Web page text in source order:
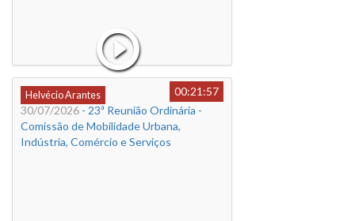
Helvécio Arantes
00:21:57
30/07/2026 - 23ª Reunião Ordinária -
Comissão de Mobilidade Urbana,
Indústria, Comércio e Serviços